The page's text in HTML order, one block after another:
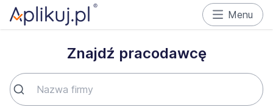
Menu
Znajdź pracodawcę